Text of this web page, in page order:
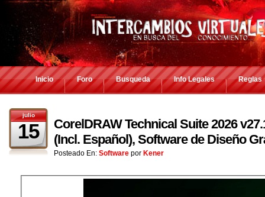
Inicio Foro Busqueda Info Legales Reglas
julio
15
CorelDRAW Technical Suite 2026
(Incl. Español), Software de Diseño
Posteado En: Software por Kener